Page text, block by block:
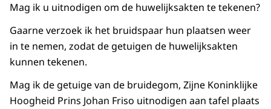
Mag ik u uitnodigen om de huwelijksakten te tekenen?
Gaarne verzoek ik het bruidspaar hun plaatsen weer
in te nemen, zodat de getuigen de huwelijksakten
kunnen tekenen.
Mag ik de getuige van de bruidegom, Zijne Koninklijke
Hoogheid Prins Johan Friso uitnodigen aan tafel plaats